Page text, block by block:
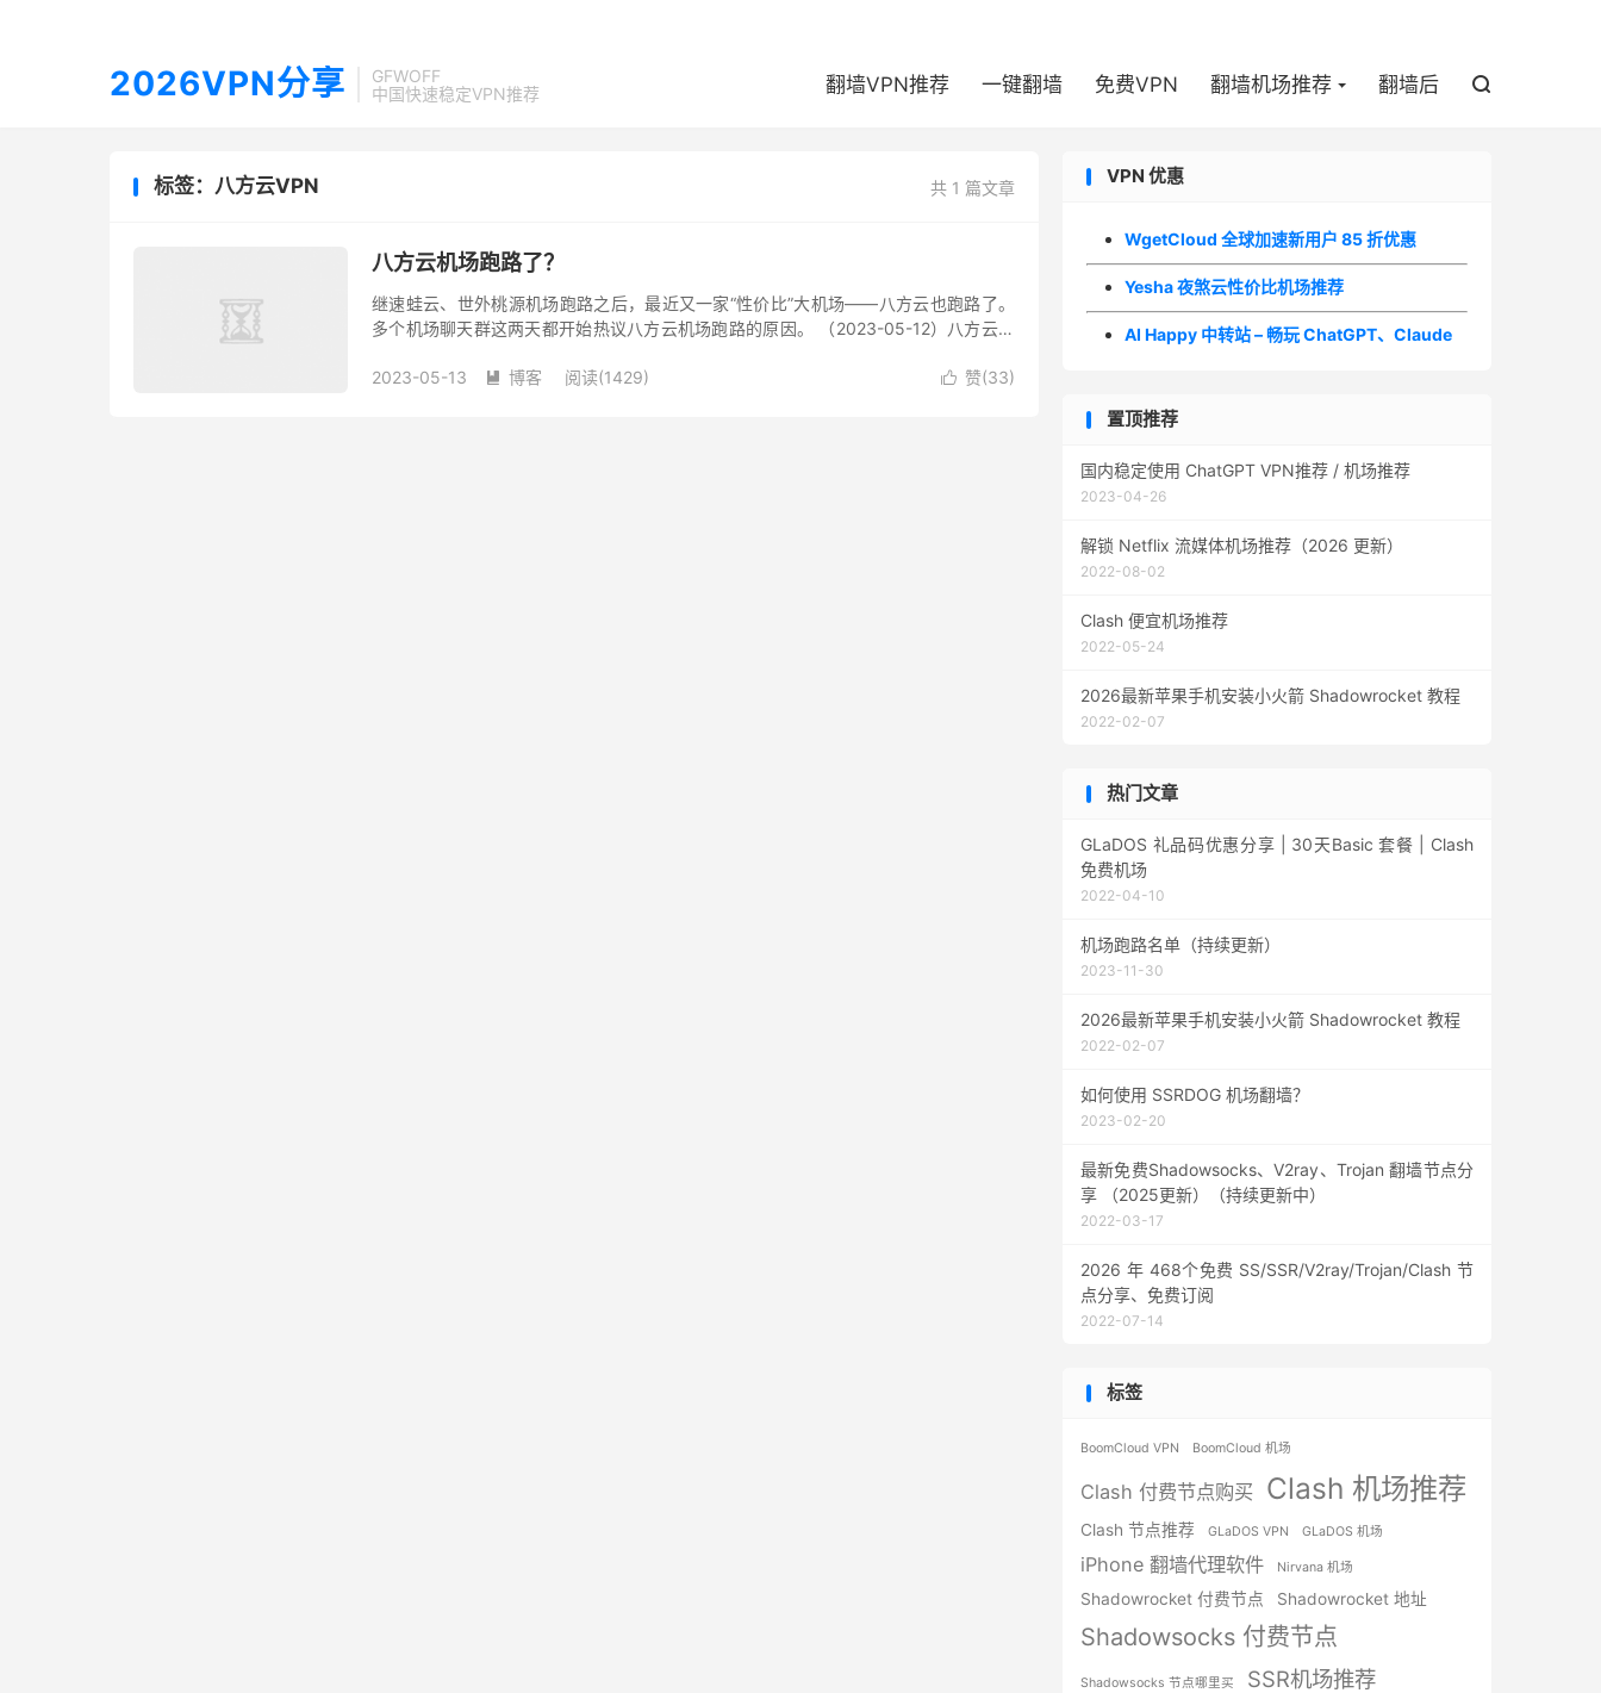
2026VPN分享
GFWOFF
中国快速稳定VPN推荐
翻墙VPN推荐 一键翻墙 免费VPN 翻墙机场推荐 翻墙后 
共 1 篇文章
标签：八方云VPN
八方云机场跑路了？
继速蛙云、世外桃源机场跑路之后，最近又一家“性价比”大机场——八方云也跑路了。
多个机场聊天群这两天都开始热议八方云机场跑路的原因。 （2023-05-12）八方云机
 赞(33)
2023-05-13  博客 阅读(1429)
VPN 优惠
WgetCloud 全球加速新用户 85 折优惠
Yesha 夜煞云性价比机场推荐
AI Happy 中转站 – 畅玩 ChatGPT、Claude
置顶推荐
国内稳定使用 ChatGPT VPN推荐 / 机场推荐
2023-04-26
解锁 Netflix 流媒体机场推荐（2026 更新）
2022-08-02
Clash 便宜机场推荐
2022-05-24
2026最新苹果手机安装小火箭 Shadowrocket 教程
2022-02-07
热门文章
GLaDOS 礼品码优惠分享 | 30天Basic 套餐 | Clash
免费机场
2022-04-10
机场跑路名单（持续更新）
2023-11-30
2026最新苹果手机安装小火箭 Shadowrocket 教程
2022-02-07
如何使用 SSRDOG 机场翻墙？
2023-02-20
最新免费Shadowsocks、V2ray、Trojan 翻墙节点分
享 （2025更新）（持续更新中）
2022-03-17
2026 年 468个免费 SS/SSR/V2ray/Trojan/Clash 节
点分享、免费订阅
2022-07-14
标签
BoomCloud VPN BoomCloud 机场
Clash 付费节点购买 Clash 机场推荐
Clash 节点推荐 GLaDOS VPN GLaDOS 机场
iPhone 翻墙代理软件 Nirvana 机场
Shadowrocket 付费节点 Shadowrocket 地址
Shadowsocks 付费节点
Shadowsocks 节点哪里买 SSR机场推荐